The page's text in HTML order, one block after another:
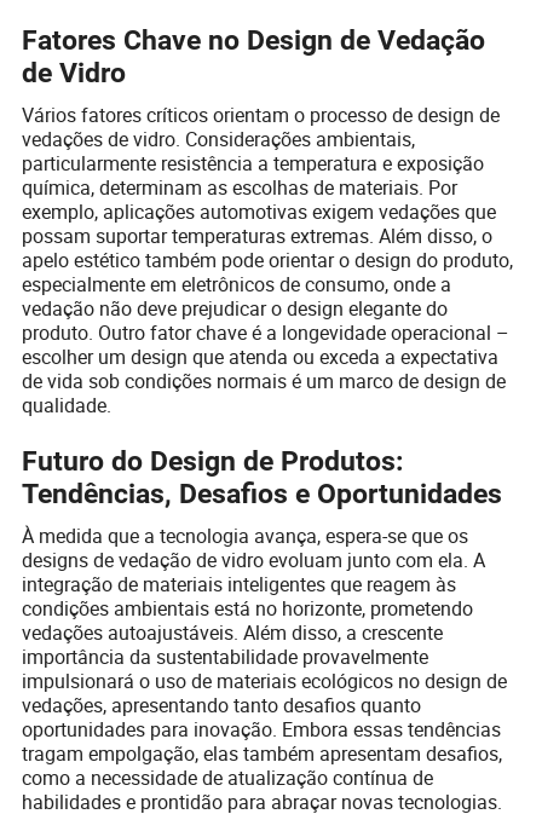
Fatores Chave no Design de Vedação
de Vidro
Vários fatores críticos orientam o processo de design de
vedações de vidro. Considerações ambientais,
particularmente resistência a temperatura e exposição
química, determinam as escolhas de materiais. Por
exemplo, aplicações automotivas exigem vedações que
possam suportar temperaturas extremas. Além disso, o
apelo estético também pode orientar o design do produto,
especialmente em eletrônicos de consumo, onde a
vedação não deve prejudicar o design elegante do
produto. Outro fator chave é a longevidade operacional –
escolher um design que atenda ou exceda a expectativa
de vida sob condições normais é um marco de design de
qualidade.
Futuro do Design de Produtos:
Tendências, Desafios e Oportunidades
À medida que a tecnologia avança, espera-se que os
designs de vedação de vidro evoluam junto com ela. A
integração de materiais inteligentes que reagem às
condições ambientais está no horizonte, prometendo
vedações autoajustáveis. Além disso, a crescente
importância da sustentabilidade provavelmente
impulsionará o uso de materiais ecológicos no design de
vedações, apresentando tanto desafios quanto
oportunidades para inovação. Embora essas tendências
tragam empolgação, elas também apresentam desafios,
como a necessidade de atualização contínua de
habilidades e prontidão para abraçar novas tecnologias.